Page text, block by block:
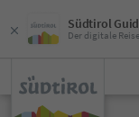
Südtirol
Der digitale